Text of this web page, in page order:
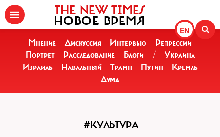
EN
THE NEW TIMES
НОВОЕ ВРЕМЯ
Мнение Дискуссия Интервью
Репрессии
Портрет
Расследование Блоги /
Украина
Израиль
Навальный Трамп Путин
Кремль
Дума
#КУЛЬТУРА